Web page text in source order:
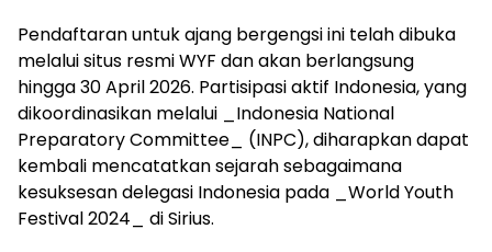
Pendaftaran untuk ajang bergengsi ini telah dibuka
melalui situs resmi WYF dan akan berlangsung
hingga 30 April 2026. Partisipasi aktif Indonesia, yang
dikoordinasikan melalui _Indonesia National
Preparatory Committee_ (INPC), diharapkan dapat
kembali mencatatkan sejarah sebagaimana
kesuksesan delegasi Indonesia pada _World Youth
Festival 2024_ di Sirius.